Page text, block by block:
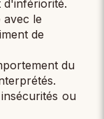
d'infériorité.
avec le
de
du
ou